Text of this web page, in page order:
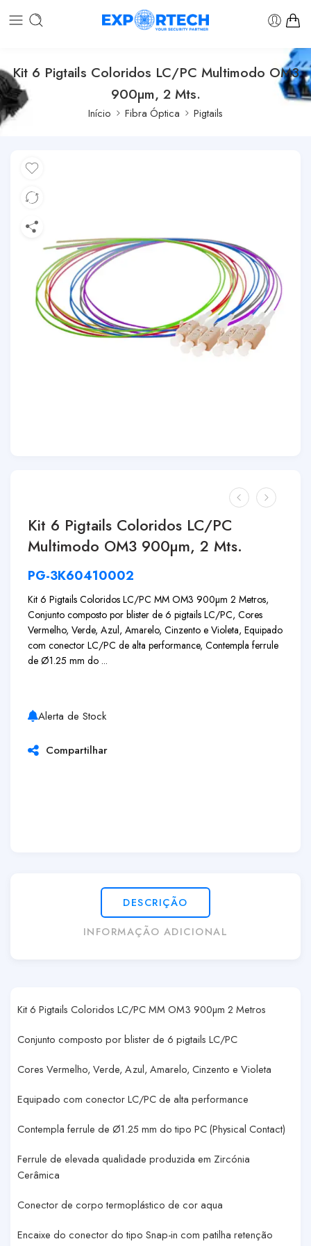
Kit 6 Pigtails Coloridos LC/PC Multimodo OM3
900µm, 2 Mts.
Início Fibra Óptica Pigtails
Kit 6 Pigtails Coloridos LC/PC
Multimodo OM3 900µm, 2 Mts.
PG-3K60410002
Kit 6 Pigtails Coloridos LC/PC MM OM3 900µm 2 Metros,
Conjunto composto por blister de 6 pigtails LC/PC, Cores
Vermelho, Verde, Azul, Amarelo, Cinzento e Violeta, Equipado
com conector LC/PC de alta performance, Contempla ferrule
de Ø1.25 mm do ...
Alerta de Stock
Compartilhar
DESCRIÇÃO
INFORMAÇÃO ADICIONAL
Kit 6 Pigtails Coloridos LC/PC MM OM3 900µm 2 Metros
Conjunto composto por blister de 6 pigtails LC/PC
Cores Vermelho, Verde, Azul, Amarelo, Cinzento e Violeta
Equipado com conector LC/PC de alta performance
Contempla ferrule de Ø1.25 mm do tipo PC (Physical Contact)
Ferrule de elevada qualidade produzida em Zircónia
Cerâmica
Conector de corpo termoplástico de cor aqua
Encaixe do conector do tipo Snap-in com patilha retenção